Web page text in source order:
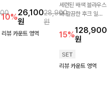
면서도 세련된 무드를
완성해주는 니트 🤍
부드럽고 가벼운 착용
10%26,100
원
28,900
원
리뷰 카운트 영역
세련된 배색 블라우스
와 깔끔한 후크 일자
세트입니다. 허리 라
인을 자연스럽게 살려
일자핏 슬랙스가 만나
단정하면서도 고급스
15%128,900
원
리뷰 카운트 영역